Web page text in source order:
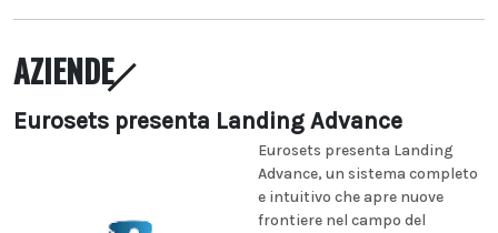
AZIENDE
Eurosets presenta Landing Advance
Eurosets presenta Landing
Advance, un sistema completo
e intuitivo che apre nuove
frontiere nel campo del